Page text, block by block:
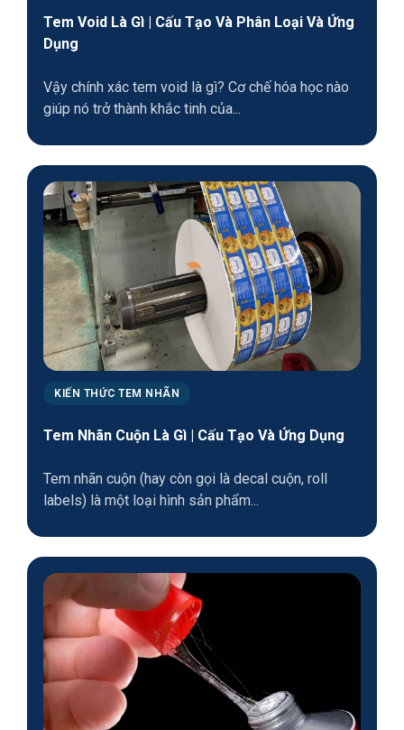
Tem Void Là Gì | Cấu Tạo Và Phân Loại Và Ứng
Dụng
Vậy chính xác tem void là gì? Cơ chế hóa học nào
giúp nó trở thành khắc tinh của...
KIẾN THỨC TEM NHÃN
Tem Nhãn Cuộn Là Gì | Cấu Tạo Và Ứng Dụng
Tem nhãn cuộn (hay còn gọi là decal cuộn, roll
labels) là một loại hình sản phẩm...